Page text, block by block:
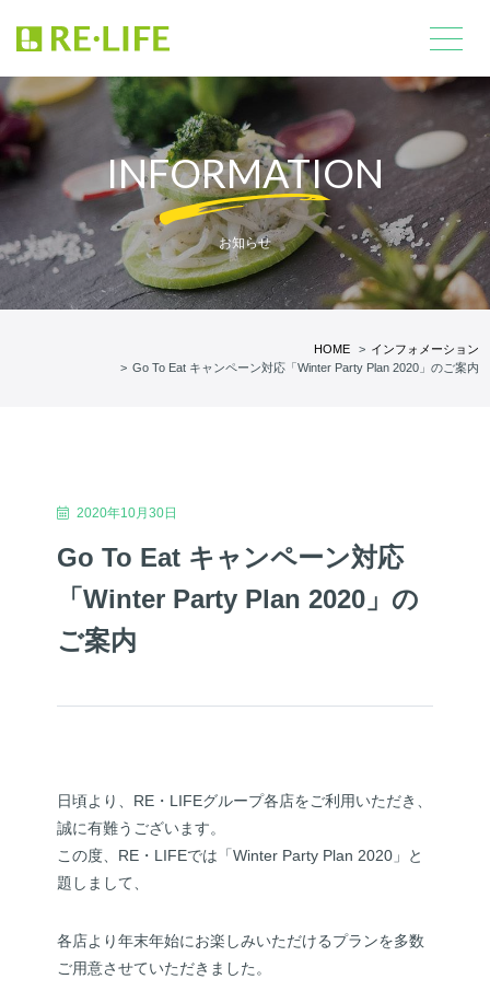
INFORMATION
お知らせ
HOME
インフォメーション
Go To Eat キャンペーン対応「Winter Party Plan 2020」のご案内
2020年10月30日
Go To Eat キャンペーン対応
「Winter Party Plan 2020」の
ご案内
日頃より、RE・LIFEグループ各店をご利用いただき、
誠に有難うございます。
この度、RE・LIFEでは「Winter Party Plan 2020」と
題しまして、
各店より年末年始にお楽しみいただけるプランを多数
ご用意させていただきました。